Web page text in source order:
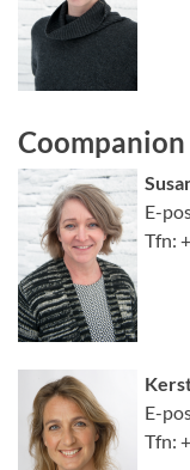
E-
Tfn:
E-
Tfn: